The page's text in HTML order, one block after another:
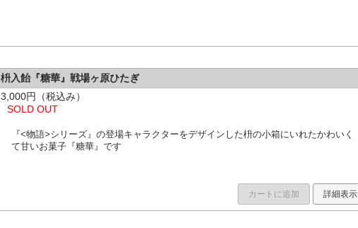
枡入飴『糖華』戦場ヶ原ひたぎ
3,000円（税込み）
SOLD OUT
『<物語>シリーズ』の登場キャラクターをデザインした枡の小箱にいれたかわいく
て甘いお菓子『糖華』です
カートに追加 詳細表示